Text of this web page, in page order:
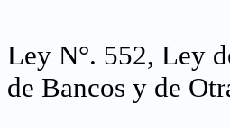
Ley N°. 552, Ley
de Bancos y de